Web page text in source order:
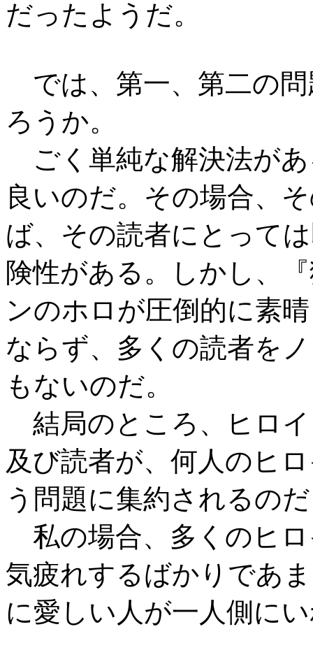
だったようだ。
では、第一、第二の
ろうか。
ごく単純な解決法が
良いのだ。その場合、
ば、その読者にとって
険性がある。しかし、
ンのホロが圧倒的に素
ならず、多くの読者を
もないのだ。
結局のところ、ヒロ
及び読者が、何人のヒ
う問題に集約されるの
私の場合、多くのヒ
気疲れするばかりであ
に愛しい人が一人側に